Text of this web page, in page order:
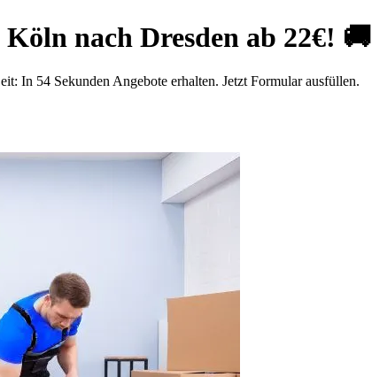
nach Dresden ab 22€! 🚚
In 54 Sekunden Angebote erhalten. Jetzt Formular ausfüllen.